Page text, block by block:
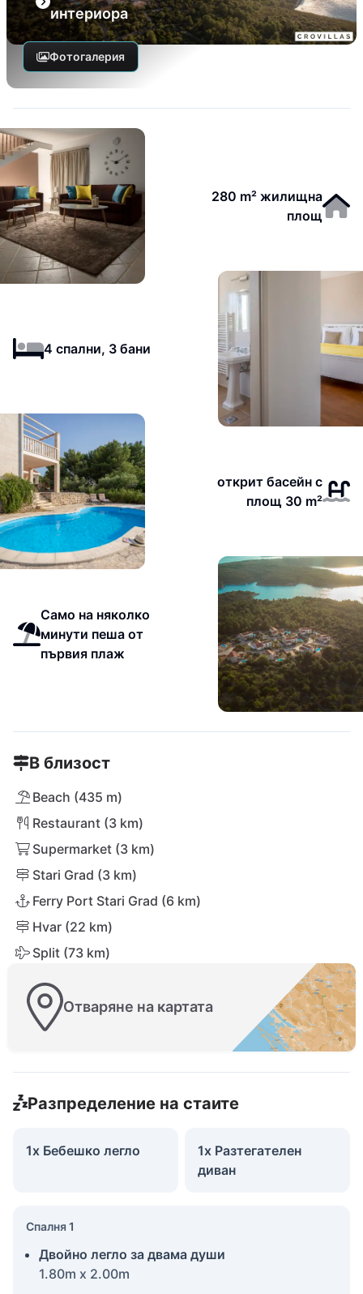
интериора
Фотогалерия
280 m² жилищна
площ
4 спални, 3 бани
открит басейн с
площ 30 m²
Само на няколко
минути пеша от
първия плаж
В близост
Beach (435 m)
Restaurant (3 km)
Supermarket (3 km)
Stari Grad (3 km)
Ferry Port Stari Grad (6 km)
Hvar (22 km)
Split (73 km)
Отваряне на картата
Разпределение на стаите
1x Бебешко легло
1x Разтегателен
диван
Спалня 1
Двойно легло за двама души
1.80m x 2.00m